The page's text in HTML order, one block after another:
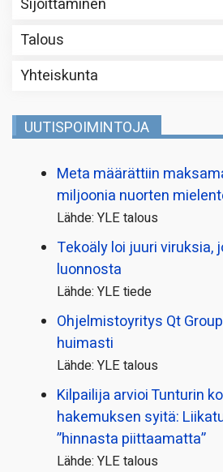
Sijoittaminen
Talous
Yhteiskunta
UUTISPOIMINTOJA
Meta määrättiin
miljoonia nuorten
Lähde: YLE talous
Tekoäly loi juuri viruksia,
luonnosta
Lähde: YLE tiede
Ohjelmistoyritys Qt
huimasti
Lähde: YLE talous
Kilpailija arvioi Tunturin
hakemuksen syitä:
”hinnasta piittaamatta”
Lähde: YLE talous